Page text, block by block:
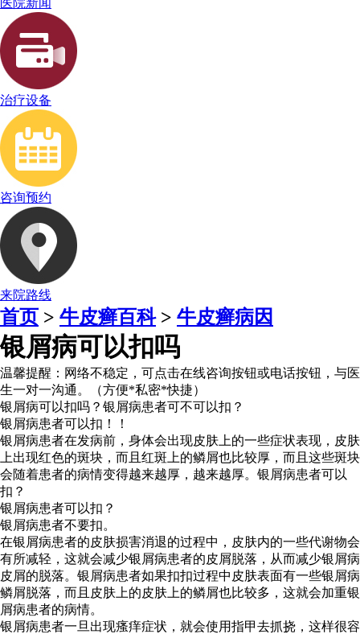
医院新闻
治疗设备
咨询预约
来院路线
首页 > 牛皮癣百科> 牛皮癣病因
银屑病可以扣吗
温馨提醒： 网络不稳定，可点击在线咨询按钮或电话按钮，与医
生一对一沟通。（方便*私密*快捷）
银屑病可以扣吗？银屑病患者可不可以扣？
银屑病患者可以扣！！
银屑病患者在发病前，身体会出现皮肤上的一些症状表现，皮肤
上出现红色的斑块，而且红斑上的鳞屑也比较厚，而且这些斑块
会随着患者的病情变得越来越厚，越来越厚。银屑病患者可以
扣？
银屑病患者可以扣？
银屑病患者不要扣。
在银屑病患者的皮肤损害消退的过程中，皮肤内的一些代谢物会
有所减轻，这就会减少银屑病患者的皮屑脱落，从而减少银屑病
皮屑的脱落。银屑病患者如果扣扣过程中皮肤表面有一些银屑病
鳞屑脱落，而且皮肤上的皮肤上的鳞屑也比较多，这就会加重银
屑病患者的病情。
银屑病患者一旦出现瘙痒症状，就会使用指甲去抓挠，这样很容